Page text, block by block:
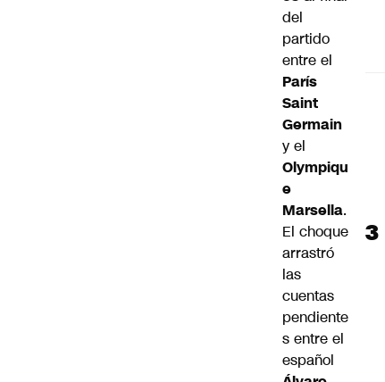
del
partido
entre el
París
Saint
Germain
y el
Olympiqu
e
Marsella.
El choque
arrastró
las
cuentas
pendiente
s entre el
español